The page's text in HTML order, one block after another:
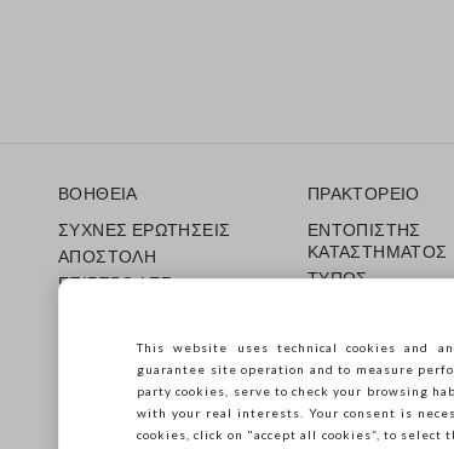
ΒΟΗΘΕΙΑ
ΣΥΧΝΕΣ ΕΡΩΤΗΣΕΙΣ
ΑΠΟΣΤΟΛΗ
ΕΠΙΣΤΡΟΦΕΣ
Guida alle taglie
ΠΡΑΚΤΟΡΕΙΟ
ΕΝΤΟΠΙΣΤΗΣ
ΚΑΤΑΣΤΗΜΑΤΟΣ
ΤΥΠΟΣ
Accessibility
Βιωσιμότητα
This website uses technical cookies and
guarantee site operation and to measure
party cookies, serve to check your browsing
with your real interests. Your consent is
cookies, click on "accept all cookies”, to select